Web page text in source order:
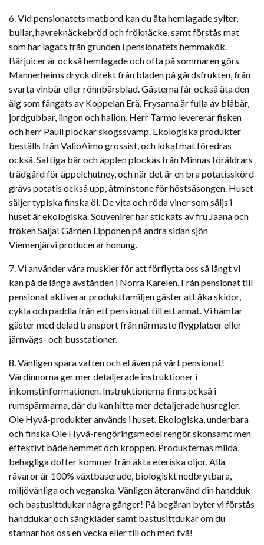
6. Vid pensionatets matbord kan du äta hemlagade sylter,
bullar, havreknäckebröd och fröknäcke, samt förstås mat
som har lagats från grunden i pensionatets hemmakök.
Bärjuicer är också hemlagade och ofta på sommaren görs
Mannerheims dryck direkt från bladen på gårdsfrukten, från
svarta vinbär eller rönnbärsblad. Gästerna får också äta den
älg som fångats av Koppelan Erä. Frysarna är fulla av blåbär,
jordgubbar, lingon och hallon. Herr Tarmo levererar fisken
och herr Pauli plockar skogssvamp. Ekologiska produkter
beställs från ValioAimo grossist, och lokal mat föredras
också. Saftiga bär och äpplen plockas från Minnas föräldrars
trädgård för äppelchutney, och när det är en bra potatisskörd
grävs potatis också upp, åtminstone för höstsäsongen. Huset
säljer typiska finska öl. De vita och röda viner som säljs i
huset är ekologiska. Souvenirer har stickats av fru Jaana och
fröken Saija! Gården Lipponen på andra sidan sjön
Viemenjärvi producerar honung.
7. Vi använder våra muskler för att förflytta oss så långt vi
kan på de långa avstånden i Norra Karelen. Från pensionat till
pensionat aktiverar produktfamiljen gäster att åka skidor,
cykla och paddla från ett pensionat till ett annat. Vi hämtar
gäster med delad transport från närmaste flygplatser eller
järnvägs- och busstationer.
8. Vänligen spara vatten och el även på vårt pensionat!
Värdinnorna ger mer detaljerade instruktioner i
inkomstinformationen. Instruktionerna finns också i
rumspärmarna, där du kan hitta mer detaljerade husregler.
Ole Hyvä-produkter används i huset. Ekologiska, underbara
och finska Ole Hyvä-rengöringsmedel rengör skonsamt men
effektivt både hemmet och kroppen. Produkternas milda,
behagliga dofter kommer från äkta eteriska oljor. Alla
råvaror är 100% växtbaserade, biologiskt nedbrytbara,
miljövänliga och veganska. Vänligen återanvänd din handduk
och bastusittdukar några gånger! På begäran byter vi förstås
handdukar och sängkläder samt bastusittdukar om du
stannar hos oss en vecka eller till och med två!